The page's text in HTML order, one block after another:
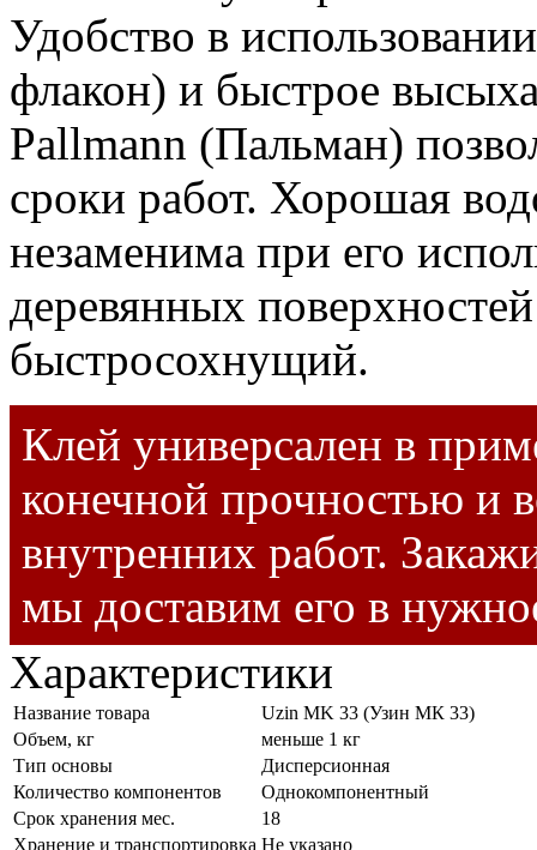
Удобство в
флакон) и быстрое
Pallmann (Пальман)
сроки работ. Хорошая
незаменима при его
деревянных
быстросохнущий.
Клей универсален в
конечной прочностью и
внутренних работ.
мы доставим его в
Характеристики
Название товара
Uzin MK 33 (Узин МК 33)
Объем, кг
меньше 1 кг
Тип основы
Дисперсионная
Количество компонентов
Однокомпонентный
Срок хранения мес.
18
Хранение и транспортировка Не указано